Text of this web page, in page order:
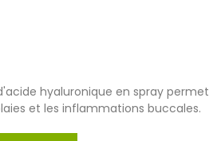
hyaluronique en spray permet
et les inflammations buccales.